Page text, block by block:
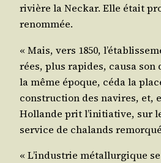
rivière la Neckar. Elle était
renommée.
« Mais, vers 1850,
rées, plus rapides, cau­sa son
la même époque, céda la
construc­tion des navires, et,
Hol­lande prit l’initiative, sur
ser­vice de cha­lands
« L’industrie métal­lur­gique